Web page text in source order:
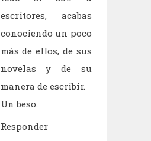
escritores, acabas
conociendo un poco
más de ellos, de sus
novelas y de su
manera de escribir.
Un beso.
Responder